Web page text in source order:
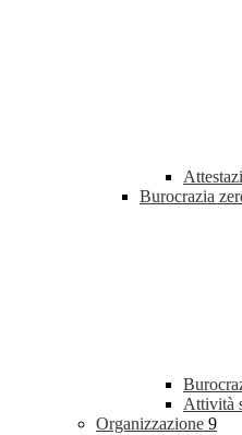
Burocrazia
Attività
Organizzazione 9